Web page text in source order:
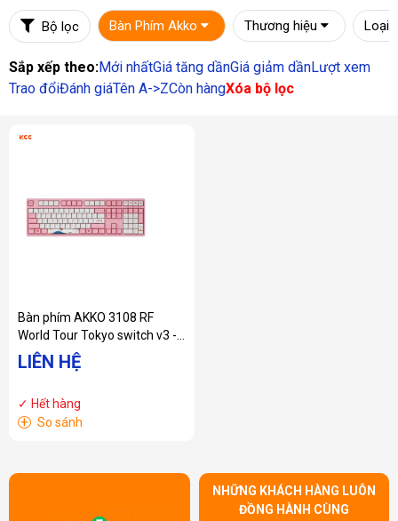
Bộ lọc Bàn Phím Akko Thương hiệu Loại
Sắp xếp theo:Mới nhấtGiá tăng dầnGiá giảm dầnLượt xem
Trao đổiĐánh giáTên A->ZCòn hàngXóa bộ lọc
Bàn phím AKKO 3108 RF
World Tour Tokyo switch v3 -
Cream Blue
LIÊN HỆ
✓ Hết hàng
+ So sánh
NHỮNG KHÁCH HÀNG LUÔN
ĐỒNG HÀNH CÙNG